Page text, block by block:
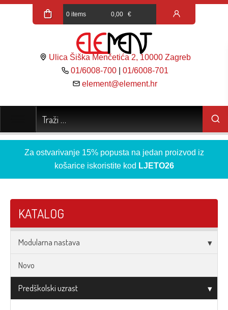
0 items 0,00 €
Ulica Šiška Menčetića 2, 10000 Zagreb
01/6008-700 |01/6008-701
element@element.hr
Za ostvarivanje 15% popusta na jedan proizvod iz
košarice iskoristite kod LJETO26
KATALOG
Modularna nastava
Novo
Predškolski uzrast